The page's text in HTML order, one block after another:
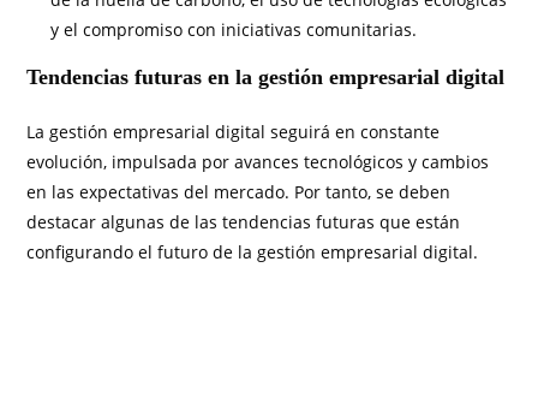
y el compromiso con iniciativas comunitarias.
Tendencias futuras en la gestión empresarial digital
La gestión empresarial digital seguirá en constante
evolución, impulsada por avances tecnológicos y cambios
en las expectativas del mercado. Por tanto, se deben
destacar algunas de las tendencias futuras que están
configurando el futuro de la gestión empresarial digital.